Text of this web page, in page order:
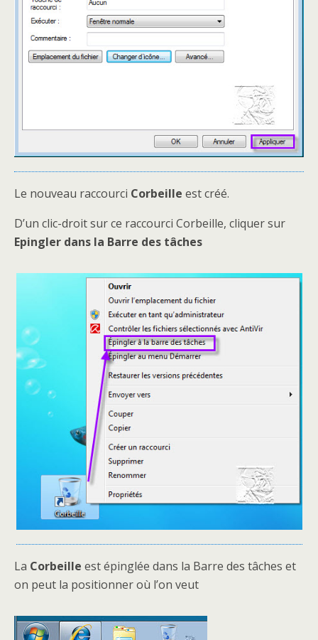
Le nouveau raccourci Corbeille est créé.
D’un clic-droit sur ce raccourci Corbeille, cliquer sur
Epingler dans la Barre des tâches
La Corbeille est épinglée dans la Barre des tâches et
on peut la positionner où l’on veut